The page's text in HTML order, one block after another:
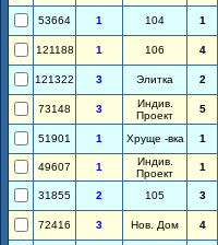
53664 1 104 1
121188 1 106 4
121322 3 Элитка 2
73148 3
Индив.
Проект
5
51901 1 Хруще -вка 1
49607 1
Индив.
Проект
1
31855 2 105 3
72416 3 Нов. Дом 4